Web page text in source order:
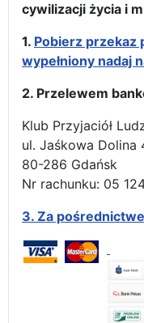
cywilizacji życia i
1. Pobierz przekaz
wypełniony nadaj
2. Przelewem
Klub Przyjaciół
ul. Jaśkowa Dolina
80-286 Gdańsk
Nr rachunku: 05
3. Za